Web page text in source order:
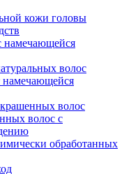
кожи головы
намечающейся
волос
намечающейся
волос
волос с
обработанных